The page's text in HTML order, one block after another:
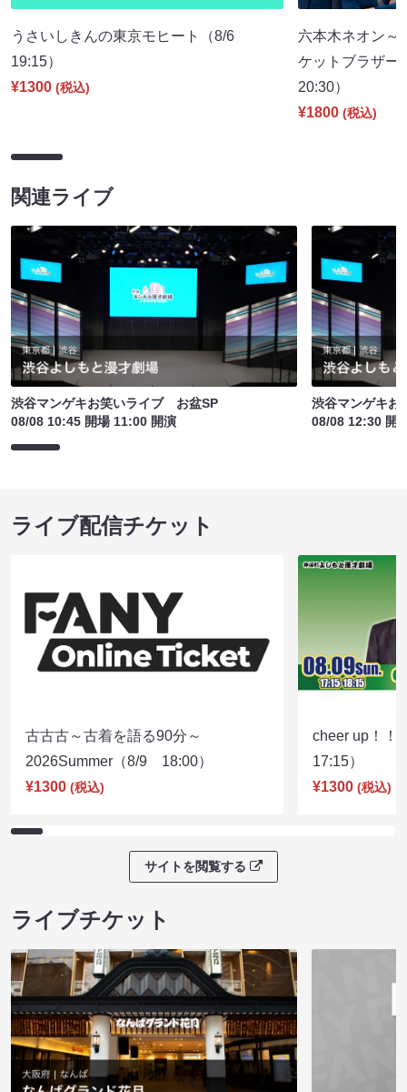
うさいしきんの東京モヒート（8/6
19:15）
¥1300 (税込)
六本木ネオン～
ケットブラザ
20:30）
¥1800 (税込)
関連ライブ
渋谷マンゲキお笑いライブ お盆SP
08/08 10:45 開場 11:00 開演
渋谷マンゲキ
08/08 12:30 開
ライブ配信チケット
古古古～古着を語る90分～
2026Summer（8/9 18:00）
¥1300 (税込)
cheer up！
17:15）
¥1300 (税込)
サイトを閲覧する
ライブチケット